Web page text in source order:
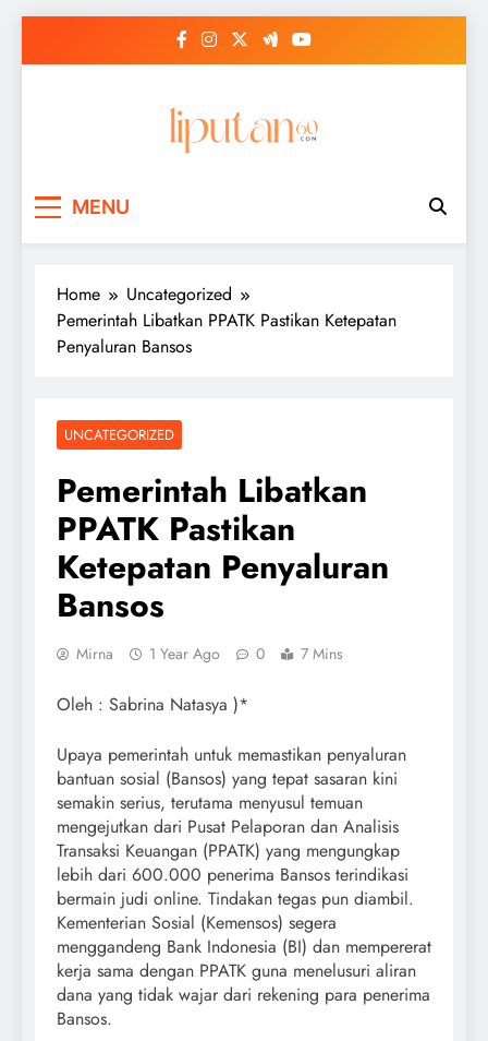
MENU
Home
Uncategorized
Pemerintah Libatkan PPATK Pastikan Ketepatan
Penyaluran Bansos
UNCATEGORIZED
Pemerintah Libatkan
PPATK Pastikan
Ketepatan Penyaluran
Bansos
Mirna 1 Year Ago 0 7 Mins
Oleh : Sabrina Natasya )*
Upaya pemerintah untuk memastikan penyaluran
bantuan sosial (Bansos) yang tepat sasaran kini
semakin serius, terutama menyusul temuan
mengejutkan dari Pusat Pelaporan dan Analisis
Transaksi Keuangan (PPATK) yang mengungkap
lebih dari 600.000 penerima Bansos terindikasi
bermain judi online. Tindakan tegas pun diambil.
Kementerian Sosial (Kemensos) segera
menggandeng Bank Indonesia (BI) dan mempererat
kerja sama dengan PPATK guna menelusuri aliran
dana yang tidak wajar dari rekening para penerima
Bansos.